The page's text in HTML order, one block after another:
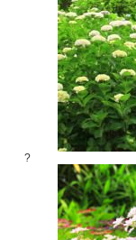
?